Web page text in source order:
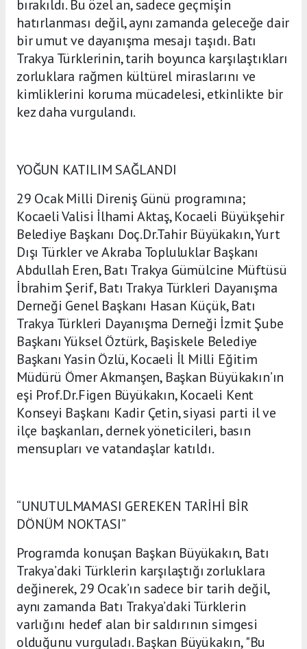
bırakıldı. Bu özel an, sadece geçmişin
hatırlanması değil, aynı zamanda geleceğe dair
bir umut ve dayanışma mesajı taşıdı. Batı
Trakya Türklerinin, tarih boyunca karşılaştıkları
zorluklara rağmen kültürel miraslarını ve
kimliklerini koruma mücadelesi, etkinlikte bir
kez daha vurgulandı.
YOĞUN KATILIM SAĞLANDI
29 Ocak Milli Direniş Günü programına;
Kocaeli Valisi İlhami Aktaş, Kocaeli Büyükşehir
Belediye Başkanı Doç.Dr.Tahir Büyükakın, Yurt
Dışı Türkler ve Akraba Topluluklar Başkanı
Abdullah Eren, Batı Trakya Gümülcine Müftüsü
İbrahim Şerif, Batı Trakya Türkleri Dayanışma
Derneği Genel Başkanı Hasan Küçük, Batı
Trakya Türkleri Dayanışma Derneği İzmit Şube
Başkanı Yüksel Öztürk, Başiskele Belediye
Başkanı Yasin Özlü, Kocaeli İl Milli Eğitim
Müdürü Ömer Akmanşen, Başkan Büyükakın’ın
eşi Prof.Dr.Figen Büyükakın, Kocaeli Kent
Konseyi Başkanı Kadir Çetin, siyasi parti il ve
ilçe başkanları, dernek yöneticileri, basın
mensupları ve vatandaşlar katıldı.
“UNUTULMAMASI GEREKEN TARİHİ BİR
DÖNÜM NOKTASI”
Programda konuşan Başkan Büyükakın, Batı
Trakya’daki Türklerin karşılaştığı zorluklara
değinerek, 29 Ocak’ın sadece bir tarih değil,
aynı zamanda Batı Trakya’daki Türklerin
varlığını hedef alan bir saldırının simgesi
olduğunu vurguladı. Başkan Büyükakın, "Bu